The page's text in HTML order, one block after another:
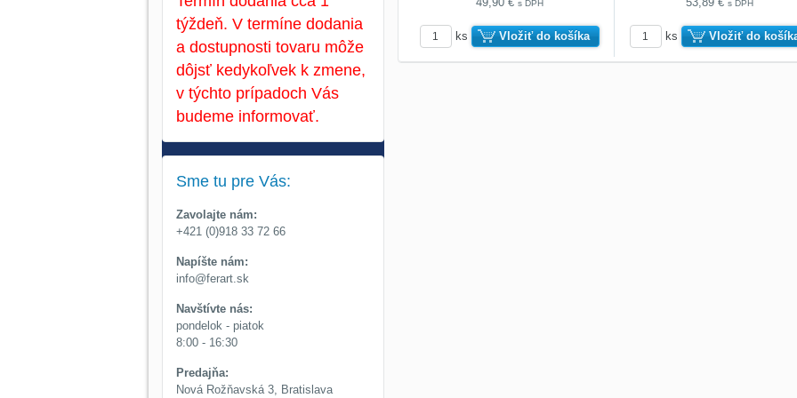
s DPH
ks Vložiť do košíka
s DPH
ks Vložiť do
týždeň. V termíne dodania
a dostupnosti tovaru môže
dôjsť kedykoľvek k zmene,
v týchto prípadoch Vás
budeme informovať.
Sme tu pre Vás:
Zavolajte nám:
+421 (0)918 33 72 66
Napíšte nám:
info@ferart.sk
Navštívte nás:
pondelok - piatok
8:00 - 16:30
Predajňa:
Nová Rožňavská 3, Bratislava